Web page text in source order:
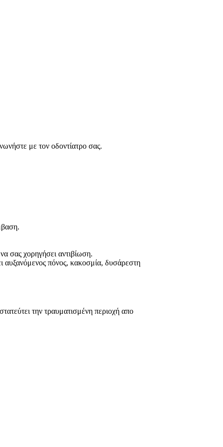
με τον οδοντίατρο σας.
σας χορηγήσει αντιβίωση.
αυξανόμενος πόνος, κακοσμία, δυσάρεστη
την τραυματισμένη περιοχή απο